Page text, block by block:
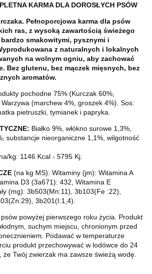
KARMA DLA DOROSŁYCH PSÓW
Pełnoporcjowa karma dla psów
ras, z wysoką zawartością świeżego
smakowitymi, pysznymi i
z naturalnych i lokalnych
na wolnym ogniu, aby zachować
Bez glutenu, bez mączek mięsnych, bez
aromatów.
pochodne 75% (Kurczak 60%,
(marchew 4%, groszek 4%). Sos:
pietruszki, tymianek i papryka.
Białko 9%, włókno surowe 1,3%,
substancje nieorganiczne 1,1%, wilgotność
kg: 1146 Kcal - 5795 Kj.
(na kg MS): Witaminy (jm): Witamina A
D3 (3a671): 432, Witamina E
(mg): 3b503(Mn:11), 3b103(Fe :22),
3b201(I:1,4).
powyżej pierwszego roku życia.
Produkt
suchym miejscu, chronionym przed
Podawać w temperaturze
produkt przechowywać w lodówce do 24
że Twój zwierzak ma zawsze świeżą wodę.